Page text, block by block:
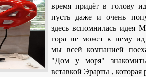
время придёт в голову
пусть даже и очень
здесь вспомнилась идея
гора не может к нему
мы всей компанией
"Дом у моря"
вставкой Эрарты , которая